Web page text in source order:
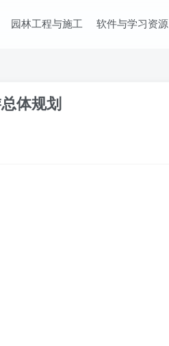
园林工程与施工 软件与学习资源
体规划